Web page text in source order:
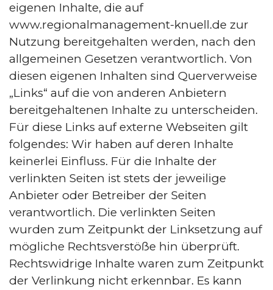
eigenen Inhalte, die auf
www.regionalmanagement-knuell.de zur
Nutzung bereitgehalten werden, nach den
allgemeinen Gesetzen verantwortlich. Von
diesen eigenen Inhalten sind Querverweise
„Links“ auf die von anderen Anbietern
bereitgehaltenen Inhalte zu unterscheiden.
Für diese Links auf externe Webseiten gilt
folgendes: Wir haben auf deren Inhalte
keinerlei Einfluss. Für die Inhalte der
verlinkten Seiten ist stets der jeweilige
Anbieter oder Betreiber der Seiten
verantwortlich. Die verlinkten Seiten
wurden zum Zeitpunkt der Linksetzung auf
mögliche Rechtsverstöße hin überprüft.
Rechtswidrige Inhalte waren zum Zeitpunkt
der Verlinkung nicht erkennbar. Es kann